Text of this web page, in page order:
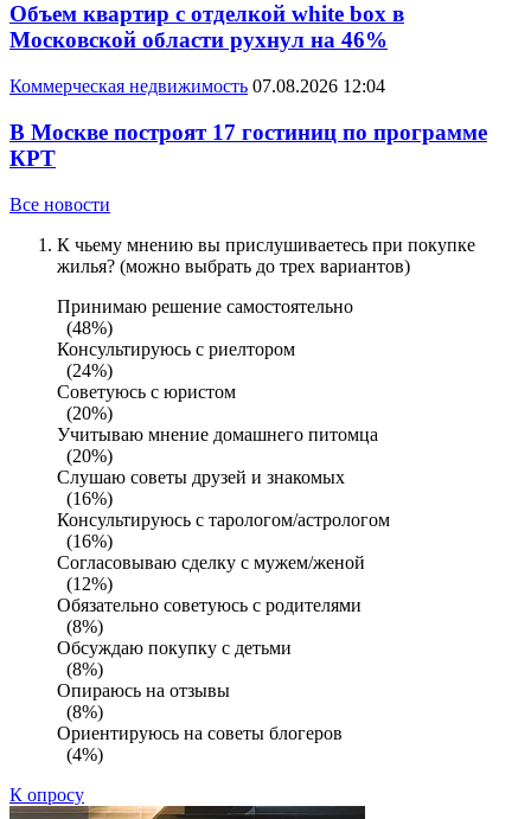
Объем квартир с отделкой white box в
Московской области рухнул на 46%
Коммерческая недвижимость 07.08.2026 12:04
В Москве построят 17 гостиниц по программе
КРТ
Все новости
К чьему мнению вы прислушиваетесь при покупке
жилья? (можно выбрать до трех вариантов)
Принимаю решение самостоятельно
(48%)
Консультируюсь с риелтором
(24%)
Советуюсь с юристом
(20%)
Учитываю мнение домашнего питомца
(20%)
Слушаю советы друзей и знакомых
(16%)
Консультируюсь с тарологом/астрологом
(16%)
Согласовываю сделку с мужем/женой
(12%)
Обязательно советуюсь с родителями
(8%)
Обсуждаю покупку с детьми
(8%)
Опираюсь на отзывы
(8%)
Ориентируюсь на советы блогеров
(4%)
К опросу